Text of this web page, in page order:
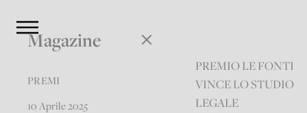
Magazine
PREMI
10 Aprile 2025
PREMIO LE FONTI
VINCE LO STUDIO
LEGALE